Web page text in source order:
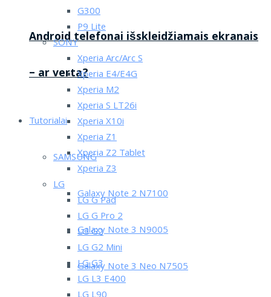
Android telefonai išskleidžiamais ekranais
– ar verta?
Tutorialai
SAMSUNG
Galaxy Note 2 N7100
Galaxy Note 3 N9005
Galaxy Note 3 Neo N7505
G300
P9 Lite
SONY
Xperia Arc/Arc S
Xperia E4/E4G
Xperia M2
Xperia S LT26i
Xperia X10i
Xperia Z1
Xperia Z2 Tablet
Xperia Z3
LG
LG G Pad
LG G Pro 2
LG G2
LG G2 Mini
LG G3
LG L3 E400